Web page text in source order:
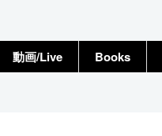
動画/Live Books